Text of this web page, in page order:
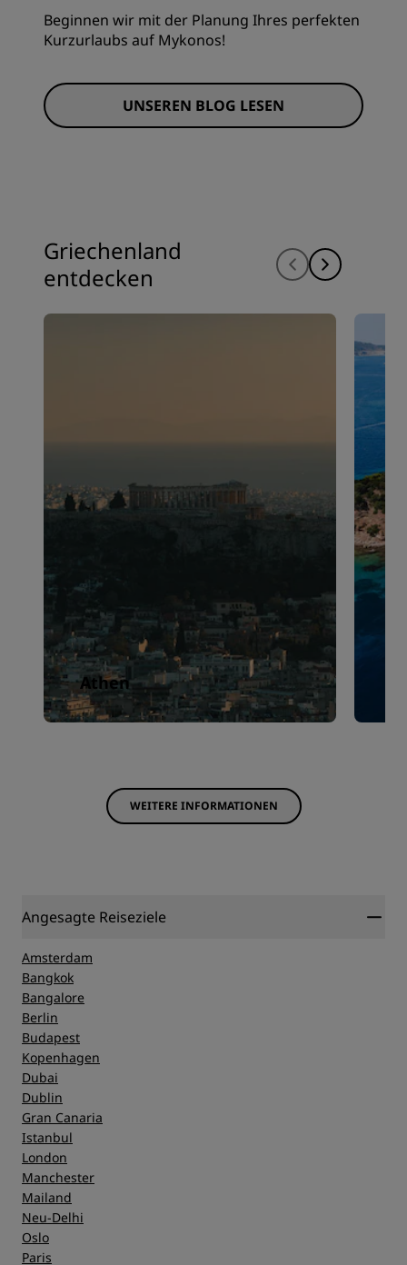
Beginnen wir mit der Planung Ihres perfekten
Kurzurlaubs auf Mykonos!
UNSEREN BLOG LESEN
Griechenland
entdecken
Athen
WEITERE INFORMATIONEN
Angesagte Reiseziele
Amsterdam
Bangkok
Bangalore
Berlin
Budapest
Kopenhagen
Dubai
Dublin
Gran Canaria
Istanbul
London
Manchester
Mailand
Neu-Delhi
Oslo
Paris